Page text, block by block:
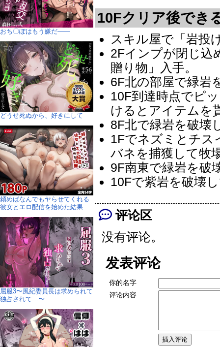
10Fクリア後でき
スキル屋で「岩投
2Fインプが閉じ込
贈り物」入手。
6F北の部屋で緑岩
10F到達時点でピ
けるとアイテムを
8F北で緑岩を破壊
1Fでネズミとチス
バネを捕獲して牧
9F南東で緑岩を破
10Fで紫岩を破壊
评论区
没有评论。
发表评论
你的名字
评论内容
おち〇ぽはもう嫌だ――
どうせ死ぬから、好きにして
頼めばなんでもヤらせてくれる
彼女とエロ配信を始めた結果
屈服3〜風紀委員長は求められて
独占されて…〜